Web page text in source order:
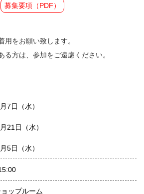
募集要項（PDF）
をお願い致します。
方は、参加をご遠慮ください。
7日（水）
21日（水）
5日（水）
ップルーム